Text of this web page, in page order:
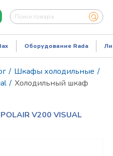
Оборудование Rada
/ Шкафы холодильные /
/ Холодильный шкаф
V200 VISUAL